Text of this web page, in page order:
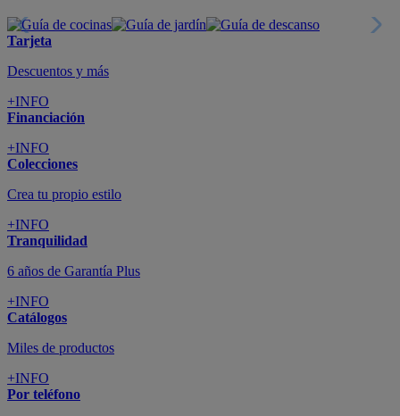
Tarjeta
Descuentos y más
+INFO
Financiación
+INFO
Colecciones
Crea tu propio estilo
+INFO
Tranquilidad
6 años de Garantía Plus
+INFO
Catálogos
Miles de productos
+INFO
Por teléfono